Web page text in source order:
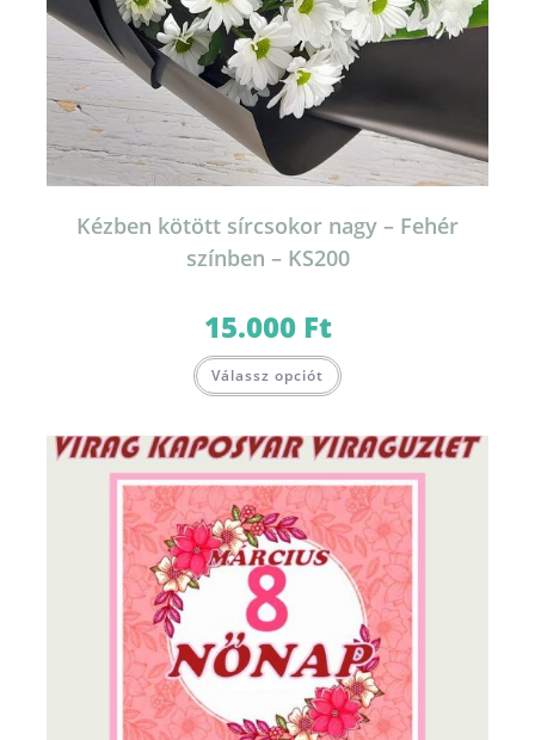
Kézben kötött sírcsokor nagy – Fehér
színben – KS200
15.000 Ft
Válassz opciót